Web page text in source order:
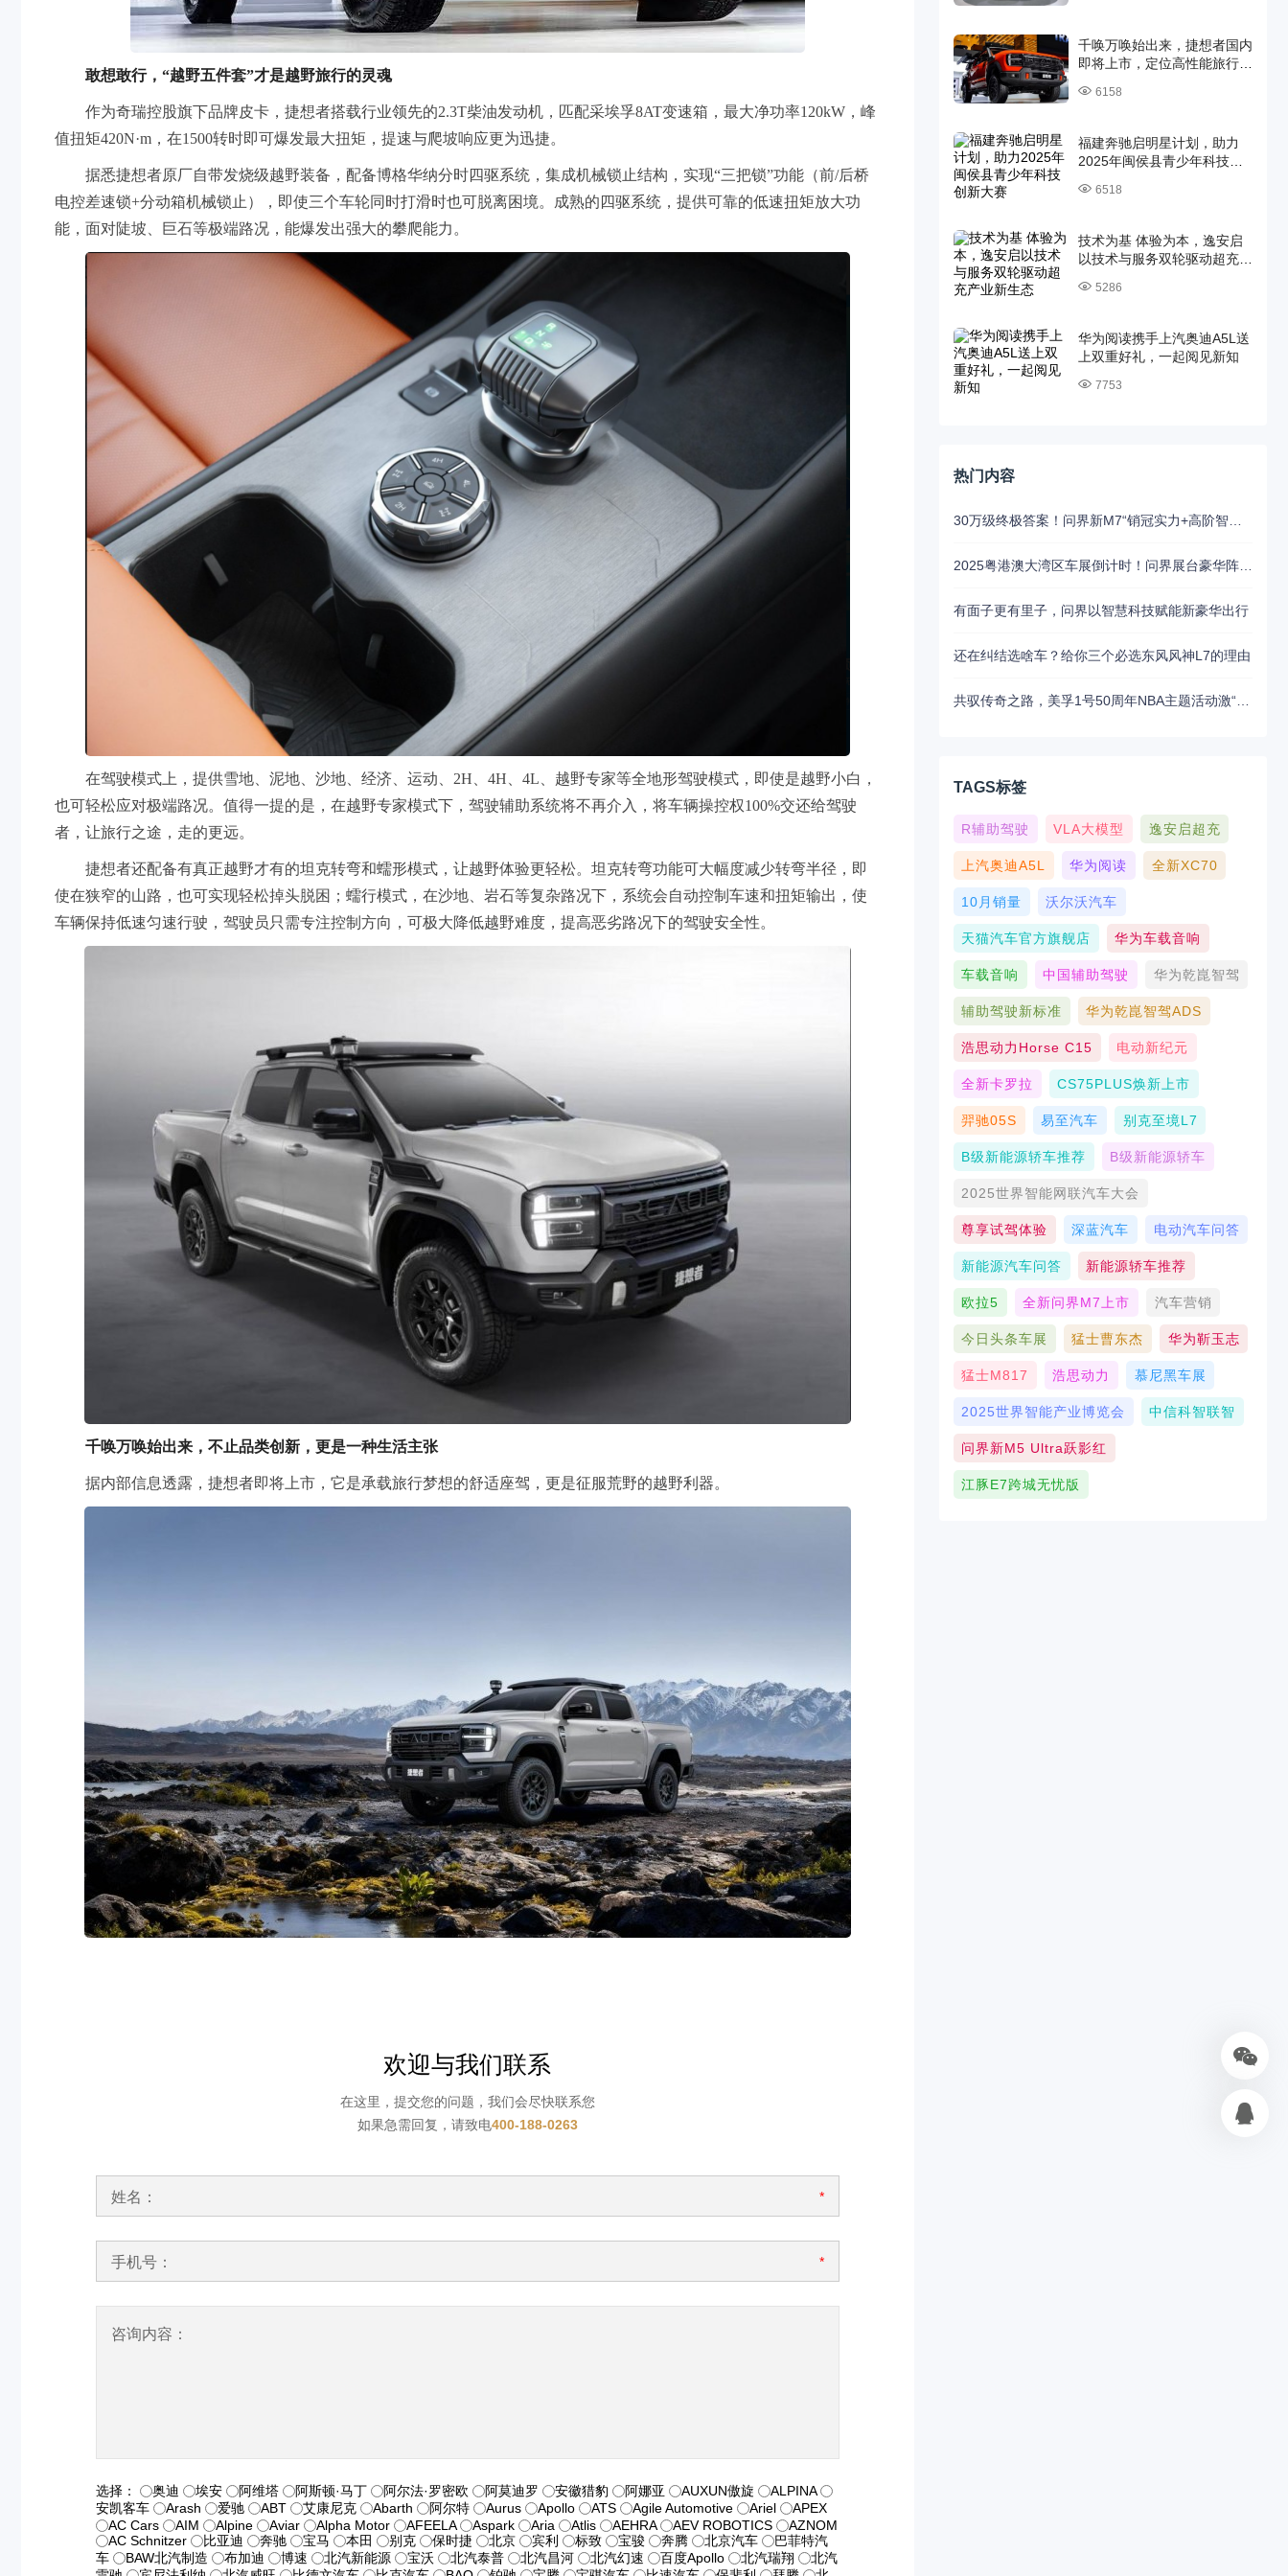
敢想敢行，“越野五件套”才是越野旅行的灵魂
作为奇瑞控股旗下品牌皮卡，捷想者搭载行业领先的2.3T柴油发动机，匹配采埃孚8AT变速箱，最大净功率120kW，峰
值扭矩420N·m，在1500转时即可爆发最大扭矩，提速与爬坡响应更为迅捷。
据悉捷想者原厂自带发烧级越野装备，配备博格华纳分时四驱系统，集成机械锁止结构，实现“三把锁”功能（前/后桥
电控差速锁+分动箱机械锁止），即使三个车轮同时打滑时也可脱离困境。成熟的四驱系统，提供可靠的低速扭矩放大功
能，面对陡坡、巨石等极端路况，能爆发出强大的攀爬能力。
在驾驶模式上，提供雪地、泥地、沙地、经济、运动、2H、4H、4L、越野专家等全地形驾驶模式，即使是越野小白，
也可轻松应对极端路况。值得一提的是，在越野专家模式下，驾驶辅助系统将不再介入，将车辆操控权100%交还给驾驶
者，让旅行之途，走的更远。
捷想者还配备有真正越野才有的坦克转弯和蠕形模式，让越野体验更轻松。坦克转弯功能可大幅度减少转弯半径，即
使在狭窄的山路，也可实现轻松掉头脱困；蠕行模式，在沙地、岩石等复杂路况下，系统会自动控制车速和扭矩输出，使
车辆保持低速匀速行驶，驾驶员只需专注控制方向，可极大降低越野难度，提高恶劣路况下的驾驶安全性。
千唤万唤始出来，不止品类创新，更是一种生活主张
据内部信息透露，捷想者即将上市，它是承载旅行梦想的舒适座驾，更是征服荒野的越野利器。
欢迎与我们联系
在这里，提交您的问题，我们会尽快联系您
如果急需回复，请致电400-188-0263
姓名： *
手机号： *
咨询内容：
选择： 奥迪 埃安 阿维塔 阿斯顿·马丁 阿尔法·罗密欧 阿莫迪罗 安徽猎豹 阿娜亚 AUXUN傲旋
ALPINA
安凯客车
Arash 爱驰 ABT 艾康尼克 Abarth 阿尔特 Aurus Apollo ATS Agile Automotive Ariel
APEX
AC Cars
AIM Alpine Aviar Alpha Motor AFEELA Aspark Aria Atlis AEHRA AEV ROBOTICS
AZNOM
AC Schnitzer
比亚迪 奔驰 宝马 本田 别克 保时捷 北京 宾利 标致 宝骏 奔腾 北京汽车
巴菲特汽
车
BAW北汽制造 布加迪 博速 北汽新能源 宝沃 北汽泰普 北汽昌河 北汽幻速 百度Apollo 北汽瑞翔
北汽
千唤万唤始出来，捷想者国内
即将上市，定位高性能旅行越
6158
福建奔驰启明星计划，助力
2025年闽侯县青少年科技创
6518
技术为基 体验为本，逸安启
以技术与服务双轮驱动超充产
5286
华为阅读携手上汽奥迪A5L送
上双重好礼，一起阅见新知
7753
热门内容
2025粤港澳大湾区车展倒计时！问界展台豪华阵容抢先揭秘
有面子更有里子，问界以智慧科技赋能新豪华出行
还在纠结选啥车？给你三个必选东风风神L7的理由
TAGS标签
R辅助驾驶 VLA大模型 逸安启超充
上汽奥迪A5L 华为阅读 全新XC70
10月销量 沃尔沃汽车
天猫汽车官方旗舰店 华为车载音响
车载音响 中国辅助驾驶 华为乾崑智驾
辅助驾驶新标准 华为乾崑智驾ADS
浩思动力Horse C15 电动新纪元
全新卡罗拉 CS75PLUS焕新上市
羿驰05S 易至汽车 别克至境L7
B级新能源轿车推荐 B级新能源轿车
2025世界智能网联汽车大会
尊享试驾体验 深蓝汽车 电动汽车问答
新能源汽车问答 新能源轿车推荐
欧拉5 全新问界M7上市 汽车营销
今日头条车展 猛士曹东杰 华为靳玉志
猛士M817 浩思动力 慕尼黑车展
2025世界智能产业博览会 中信科智联智
问界新M5 Ultra跃影红
江豚E7跨城无忧版